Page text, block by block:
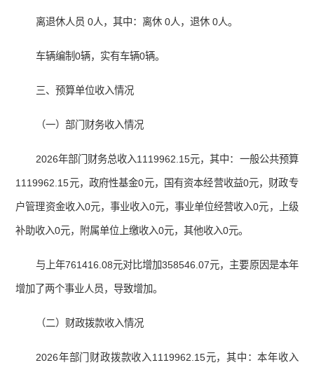
离退休人员 0人，其中：离休 0人，退休 0人。
车辆编制0辆，实有车辆0辆。
三、预算单位收入情况
（一）部门财务收入情况
2026年部门财务总收入1119962.15元，其中：一般公共预算
1119962.15元，政府性基金0元，国有资本经营收益0元，财政专
户管理资金收入0元，事业收入0元，事业单位经营收入0元，上级
补助收入0元，附属单位上缴收入0元，其他收入0元。
与上年761416.08元对比增加358546.07元，主要原因是本年
增加了两个事业人员，导致增加。
（二）财政拨款收入情况
2026年部门财政拨款收入1119962.15元，其中：本年收入